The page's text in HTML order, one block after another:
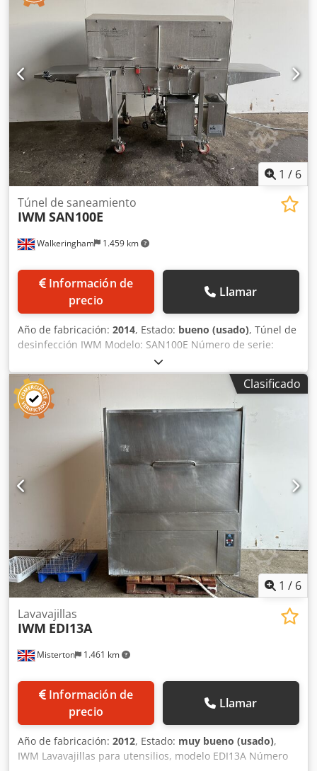
1 / 6
Walkeringham 1.459 km
Túnel de saneamiento
IWM SAN100E
Información de
precio
Llamar
Año de fabricación: 2014, Estado: bueno (usado), Túnel de
desinfección IWM Modelo: SAN100E Número de serie:
1281-S1E Dodpfohfmh Hsx Apvock Fabricado en 2014,
acero inoxidable, adecuado para la desinfección de
productos en cubos, bolsas, latas y bandejas, tamaño
máximo de 450 mm de ancho x 450 mm de alto, depósito
de recirculación, móvil, 3 fases.
Clasificado
1 / 6
Misterton 1.461 km
Lavavajillas
IWM EDI13A
Información de
precio
Llamar
Año de fabricación: 2012, Estado: muy bueno (usado),
IWM Lavavajillas para utensilios, modelo EDI13A Número